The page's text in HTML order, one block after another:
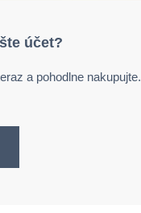
účet?
a pohodlne nakupujte.